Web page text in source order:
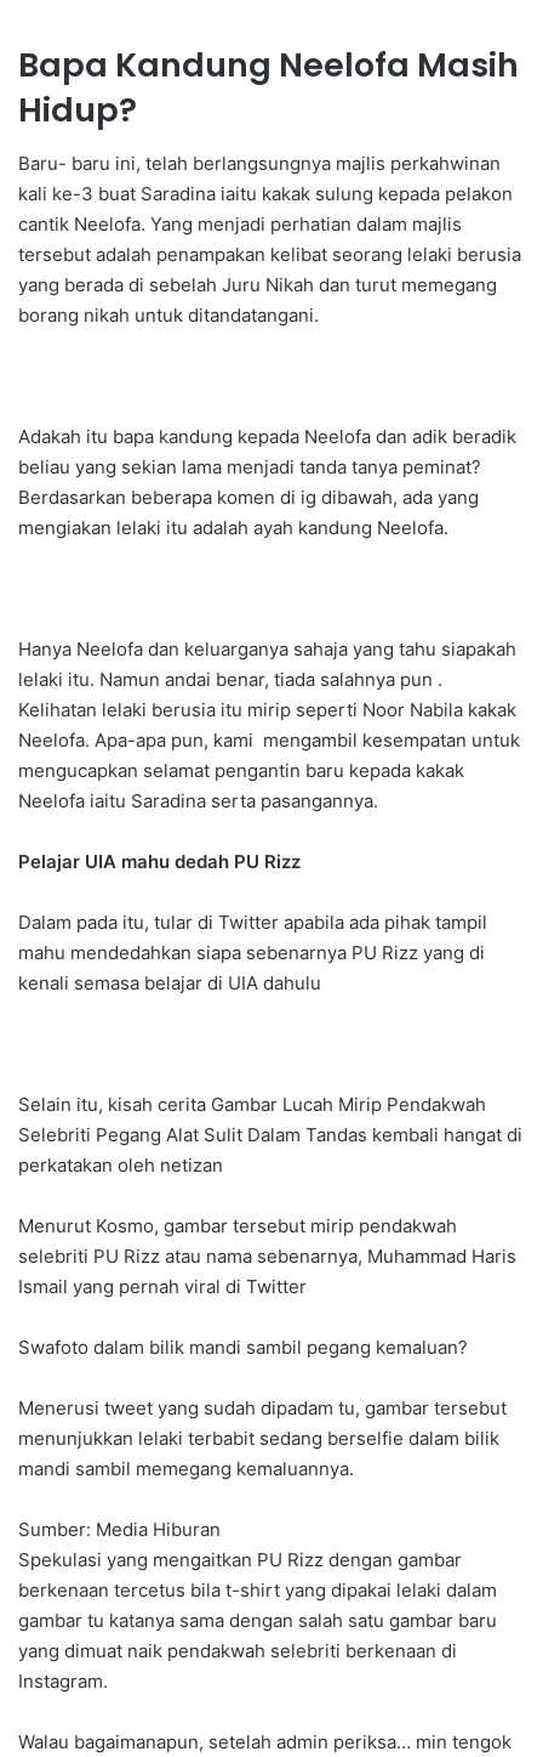
Bapa Kandung Neelofa Masih
Hidup?
Baru- baru ini, telah berlangsungnya majlis perkahwinan
kali ke-3 buat Saradina iaitu kakak sulung kepada pelakon
cantik Neelofa. Yang menjadi perhatian dalam majlis
tersebut adalah penampakan kelibat seorang lelaki berusia
yang berada di sebelah Juru Nikah dan turut memegang
borang nikah untuk ditandatangani.
Adakah itu bapa kandung kepada Neelofa dan adik beradik
beliau yang sekian lama menjadi tanda tanya peminat?
Berdasarkan beberapa komen di ig dibawah, ada yang
mengiakan lelaki itu adalah ayah kandung Neelofa.
Hanya Neelofa dan keluarganya sahaja yang tahu siapakah
lelaki itu. Namun andai benar, tiada salahnya pun .
Kelihatan lelaki berusia itu mirip seperti Noor Nabila kakak
Neelofa. Apa-apa pun, kami mengambil kesempatan untuk
mengucapkan selamat pengantin baru kepada kakak
Neelofa iaitu Saradina serta pasangannya.
Pelajar UIA mahu dedah PU Rizz
Dalam pada itu, tular di Twitter apabila ada pihak tampil
mahu mendedahkan siapa sebenarnya PU Rizz yang di
kenali semasa belajar di UIA dahulu
Selain itu, kisah cerita Gambar Lucah Mirip Pendakwah
Selebriti Pegang Alat Sulit Dalam Tandas kembali hangat di
perkatakan oleh netizan
Menurut Kosmo, gambar tersebut mirip pendakwah
selebriti PU Rizz atau nama sebenarnya, Muhammad Haris
Ismail yang pernah viral di Twitter
Swafoto dalam bilik mandi sambil pegang kemaluan?
Menerusi tweet yang sudah dipadam tu, gambar tersebut
menunjukkan lelaki terbabit sedang berselfie dalam bilik
mandi sambil memegang kemaluannya.
Sumber: Media Hiburan
Spekulasi yang mengaitkan PU Rizz dengan gambar
berkenaan tercetus bila t-shirt yang dipakai lelaki dalam
gambar tu katanya sama dengan salah satu gambar baru
yang dimuat naik pendakwah selebriti berkenaan di
Instagram.
Walau bagaimanapun, setelah admin periksa… min tengok